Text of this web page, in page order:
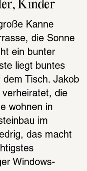
Kinder
Kanne
die Sonne
ein bunter
liegt buntes
dem Tisch. Jakob
die
wohnen in
im
das macht
Windows-